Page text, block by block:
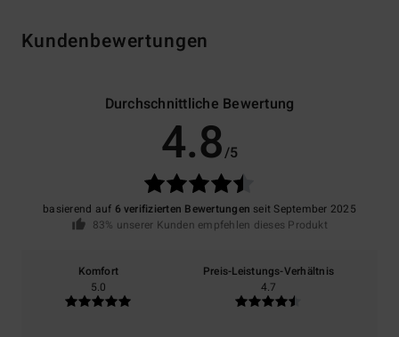
Kundenbewertungen
Durchschnittliche Bewertung
4.8/5
basierend auf 6 verifizierten Bewertungen seit September 2025
83% unserer Kunden empfehlen dieses Produkt
Komfort
5.0
Preis-Leistungs-Verhältnis
4.7